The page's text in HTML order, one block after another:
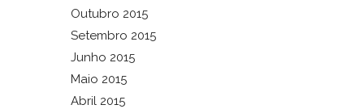
Outubro 2015
Setembro 2015
Junho 2015
Maio 2015
Abril 2015